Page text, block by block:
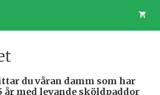
du våran damm som har
år med levande sköldpaddor